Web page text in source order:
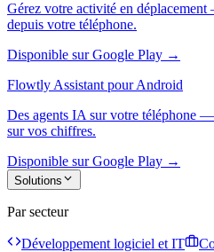
Gérez votre activité en
depuis votre téléphone.
Disponible sur Google Play →
Flowtly Assistant pour Android
Des agents IA sur votre téléphone
sur vos chiffres.
Disponible sur Google Play →
Solutions
Par secteur
Développement logiciel et IT